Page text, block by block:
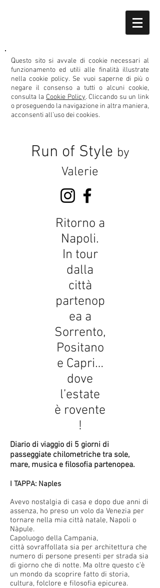
Questo sito si avvale di cookie necessari al
funzionamento ed utili alle finalità illustrate
nella cookie policy. Se vuoi saperne di più o
negare il consenso a tutti o alcuni cookie,
consulta la Cookie Policy. Cliccando su un link
o proseguendo la navigazione in altra maniera,
acconsenti all’uso dei cookies.
Run of Style by
Valerie
Ritorno a
Napoli.
In tour
dalla
città
partenop
ea a
Sorrento,
Positano
e Capri…
dove
l’estate
è rovente
!
Diario di viaggio di 5 giorni di
passeggiate chilometriche tra sole,
mare, musica e filosofia partenopea.
I TAPPA: Naples
Avevo nostalgia di casa e dopo due anni di
assenza, ho preso un volo da Venezia per
tornare nella mia città natale, Napoli o
Nàpule.
Capoluogo della Campania,
città sovraffollata sia per architettura che
numero di persone presenti per strada sia
di giorno che di notte. Ma oltre questo c’è
un mondo da scoprire fatto di storia,
cultura, folclore e filosofia epicurea.